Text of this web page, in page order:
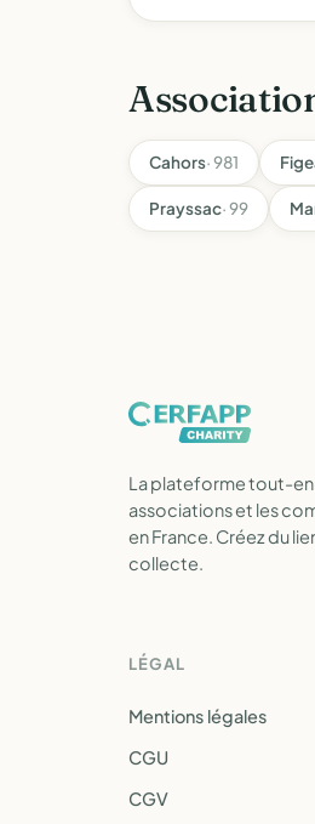
Cahors· 981
Prayssac· 99
La plateforme tout-
associations et les
en France. Créez du
collecte.
LÉGAL
Mentions légales
CGU
CGV